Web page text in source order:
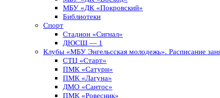
МБУ «ДК «Покровский»
Библиотеки
Спорт
Стадион «Сигнал»
ДЮСШ — 1
Клубы «МБУ Энгельсская молодежь». Расписание
СТЦ «Старт»
ПМК «Сатурн»
ПМК «Лагуна»
ДМО «Сантос»
ПМК «Ровесник»